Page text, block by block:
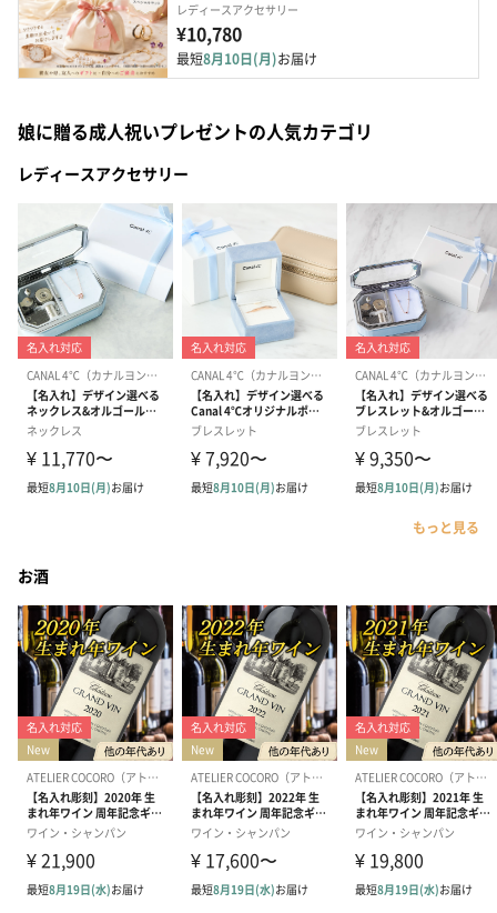
レディースアクセサリー
¥10,780
最短8月10日(月)お届け
娘に贈る成人祝いプレゼントの人気カテゴリ
レディースアクセサリー
もっと見る
お酒